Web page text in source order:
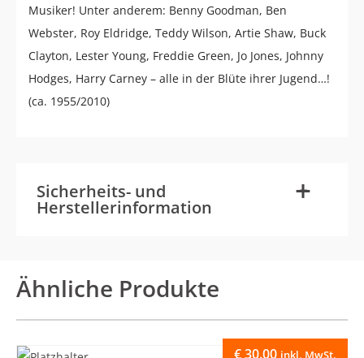
Musiker! Unter anderem: Benny Goodman, Ben
Webster, Roy Eldridge, Teddy Wilson, Artie Shaw, Buck
Clayton, Lester Young, Freddie Green, Jo Jones, Johnny
Hodges, Harry Carney – alle in der Blüte ihrer Jugend…!
(ca. 1955/2010)
Sicherheits- und
Herstellerinformation +
-
Ähnliche Produkte
€30.00 inkl. MwSt.